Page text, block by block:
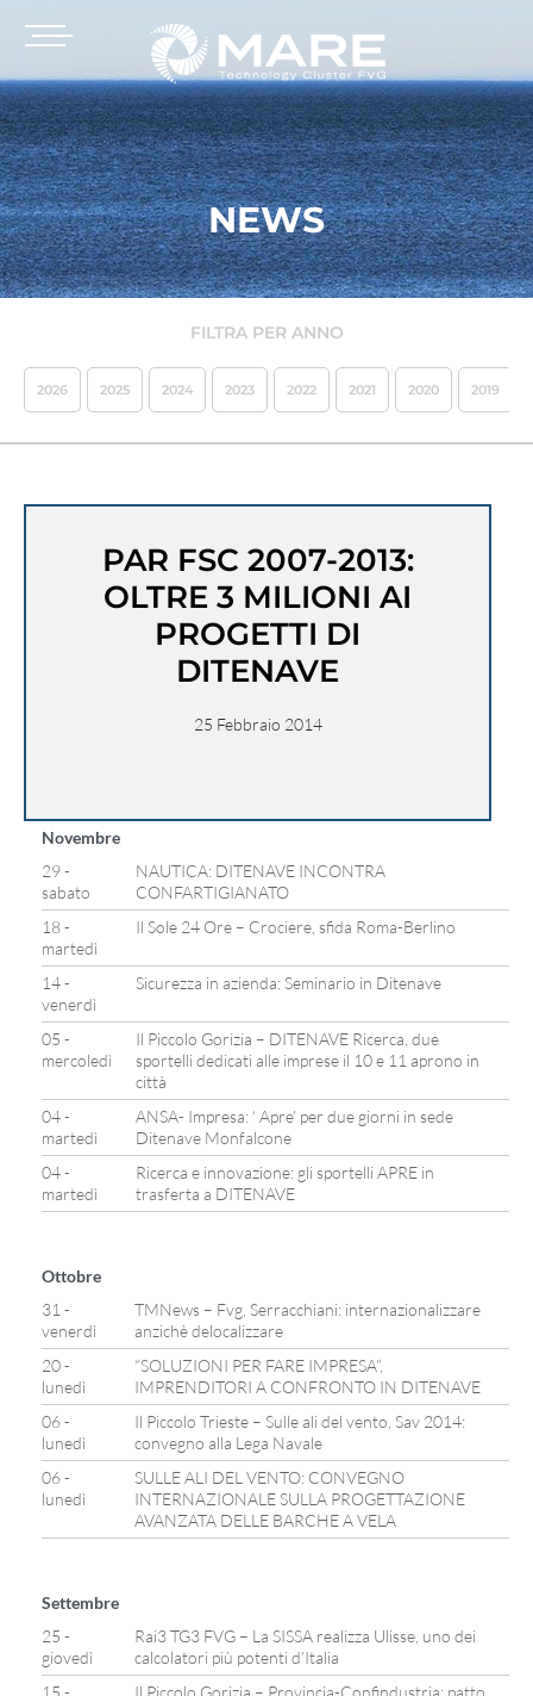
NEWS
FILTRA PER ANNO
2026 2025 2024 2023 2022 2021 2020 2019
PAR FSC 2007-2013:
OLTRE 3 MILIONI AI
PROGETTI DI
DITENAVE
25 Febbraio 2014
Novembre
29 -
sabato
NAUTICA: DITENAVE INCONTRA
CONFARTIGIANATO
18 -
martedì
Il Sole 24 Ore – Crociere, sfida Roma-Berlino
14 -
venerdì
Sicurezza in azienda: Seminario in Ditenave
05 -
mercoledì
Il Piccolo Gorizia – DITENAVE Ricerca, due
sportelli dedicati alle imprese il 10 e 11 aprono in
città
04 -
martedì
ANSA- Impresa: ‘ Apre’ per due giorni in sede
Ditenave Monfalcone
04 -
martedì
Ricerca e innovazione: gli sportelli APRE in
trasferta a DITENAVE
Ottobre
31 -
venerdì
TMNews – Fvg, Serracchiani: internazionalizzare
anzichè delocalizzare
20 -
lunedì
“SOLUZIONI PER FARE IMPRESA”,
IMPRENDITORI A CONFRONTO IN DITENAVE
06 -
lunedì
Il Piccolo Trieste – Sulle ali del vento, Sav 2014:
convegno alla Lega Navale
06 -
lunedì
SULLE ALI DEL VENTO: CONVEGNO
INTERNAZIONALE SULLA PROGETTAZIONE
AVANZATA DELLE BARCHE A VELA
Settembre
25 -
giovedì
Rai3 TG3 FVG – La SISSA realizza Ulisse, uno dei
calcolatori più potenti d’Italia
15 -
Il Piccolo Gorizia – Provincia-Confindustria: patto